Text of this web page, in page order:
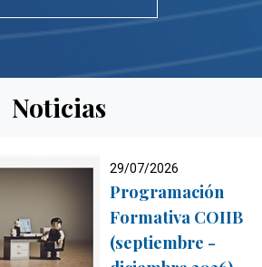
Noticias
29/07/2026
Programación
Formativa COIIB
(septiembre -